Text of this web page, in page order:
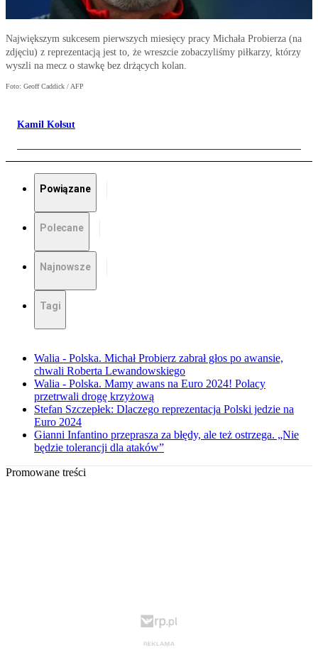
Największym sukcesem pierwszych miesięcy pracy Michała Probierza (na
zdjęciu) z reprezentacją jest to, że wreszcie zobaczyliśmy piłkarzy, którzy
wyszli na mecz o stawkę bez drżących kolan.
Foto: Geoff Caddick / AFP
Kamil Kołsut
Powiązane
Polecane
Najnowsze
Tagi
Walia - Polska. Michał Probierz zabrał głos po awansie,
chwali Roberta Lewandowskiego
Walia - Polska. Mamy awans na Euro 2024! Polacy
przetrwali drogę krzyżową
Stefan Szczepłek: Dlaczego reprezentacja Polski jedzie na
Euro 2024
Gianni Infantino przeprasza za błędy, ale też ostrzega. „Nie
będzie tolerancji dla ataków”
Promowane treści